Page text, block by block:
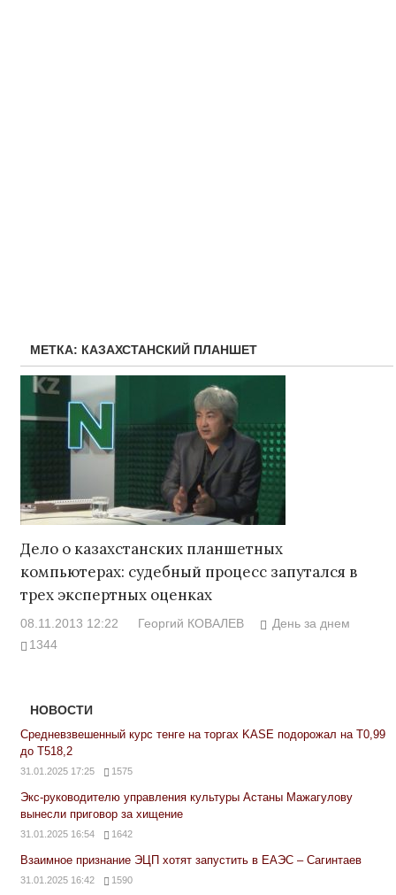
МЕТКА: КАЗАХСТАНСКИЙ ПЛАНШЕТ
Дело о казахстанских планшетных
компьютерах: судебный процесс запутался в
трех экспертных оценках
08.11.2013 12:22 Георгий КОВАЛЕВ
День за днем
1344
НОВОСТИ
Средневзвешенный курс тенге на торгах KASE подорожал на Т0,99
до Т518,2
31.01.2025 17:25 1575
Экс-руководителю управления культуры Астаны Мажагулову
вынесли приговор за хищение
31.01.2025 16:54 1642
Взаимное признание ЭЦП хотят запустить в ЕАЭС – Сагинтаев
31.01.2025 16:42 1590